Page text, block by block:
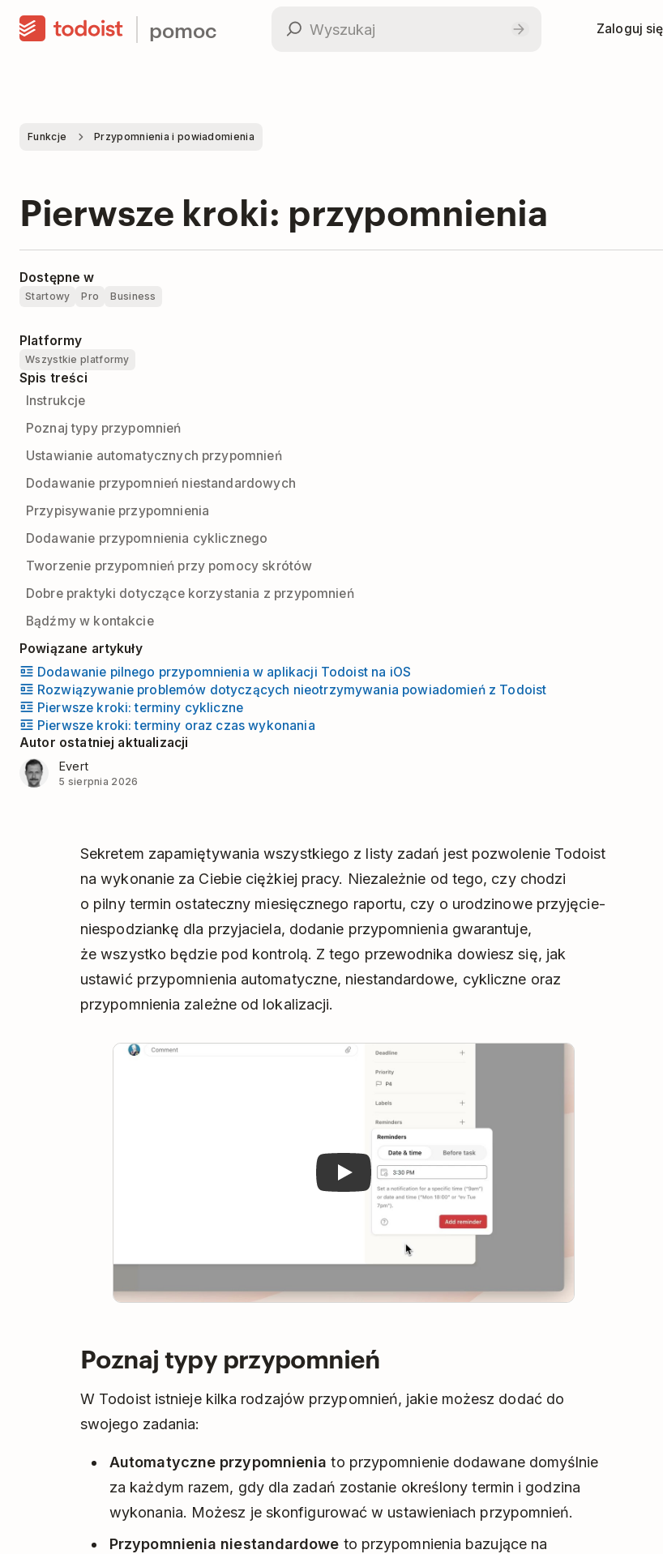
pomoc Zaloguj się
Funkcje Przypomnienia i powiadomienia
Pierwsze kroki: przypomnienia
Dostępne w
Startowy Pro Business
Platformy
Wszystkie platformy
Spis treści
Instrukcje
Poznaj typy przypomnień
Ustawianie automatycznych przypomnień
Dodawanie przypomnień niestandardowych
Przypisywanie przypomnienia
Dodawanie przypomnienia cyklicznego
Tworzenie przypomnień przy pomocy skrótów
Dobre praktyki dotyczące korzystania z przypomnień
Bądźmy w kontakcie
Powiązane artykuły
Dodawanie pilnego przypomnienia w aplikacji Todoist na iOS
Rozwiązywanie problemów dotyczących nieotrzymywania powiadomień z Todoist
Pierwsze kroki: terminy cykliczne
Pierwsze kroki: terminy oraz czas wykonania
Autor ostatniej aktualizacji
Evert
5 sierpnia 2026
Sekretem zapamiętywania wszystkiego z listy zadań jest pozwolenie Todoist
na wykonanie za Ciebie ciężkiej pracy. Niezależnie od tego, czy chodzi
o pilny termin ostateczny miesięcznego raportu, czy o urodzinowe przyjęcie-
niespodziankę dla przyjaciela, dodanie przypomnienia gwarantuje,
że wszystko będzie pod kontrolą. Z tego przewodnika dowiesz się, jak
ustawić przypomnienia automatyczne, niestandardowe, cykliczne oraz
przypomnienia zależne od lokalizacji.
Play
Poznaj typy przypomnień
W Todoist istnieje kilka rodzajów przypomnień, jakie możesz dodać do
swojego zadania:
Automatyczne przypomnienia to przypomnienie dodawane domyślnie
za każdym razem, gdy dla zadań zostanie określony termin i godzina
wykonania. Możesz je skonfigurować w ustawieniach przypomnień.
Przypomnienia niestandardowe to przypomnienia bazujące na